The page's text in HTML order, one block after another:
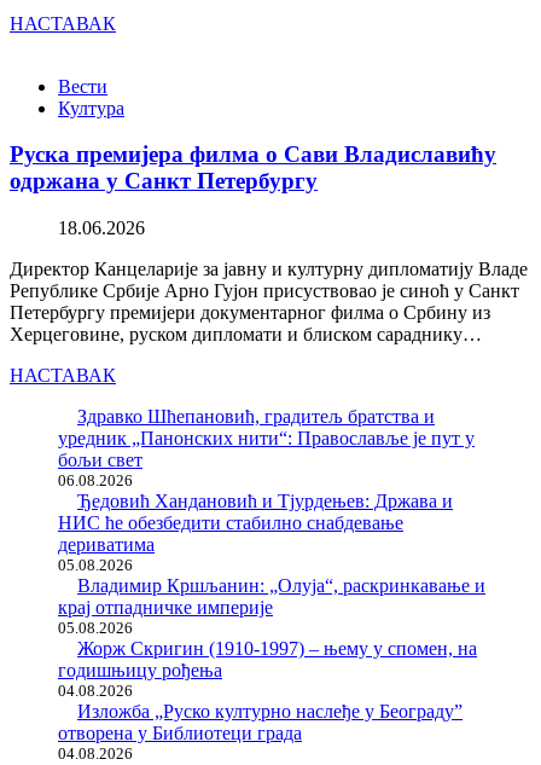
НАСТАВАК
Вести
Култура
Руска премијера филма о Сави Владиславићу
одржана у Санкт Петербургу
18.06.2026
Директор Канцеларије за јавну и културну дипломатију Владе
Републике Србије Арно Гујон присуствовао је синоћ у Санкт
Петербургу премијери документарног филма о Србину из
Херцеговине, руском дипломати и блиском сараднику…
НАСТАВАК
Здравко Шћепановић, градитељ братства и
уредник „Панонских нити“: Православље је пут у
бољи свет
06.08.2026
Ђедовић Хандановић и Тјурдењев: Држава и
НИС ће обезбедити стабилно снабдевање
дериватима
05.08.2026
Владимир Кршљанин: „Олуја“, раскринкавање и
крај отпадничке империје
05.08.2026
Жорж Скригин (1910-1997) – њему у спомен, на
годишњицу рођења
04.08.2026
Изложба „Руско културно наслеђе у Београду”
отворена у Библиотеци града
04.08.2026